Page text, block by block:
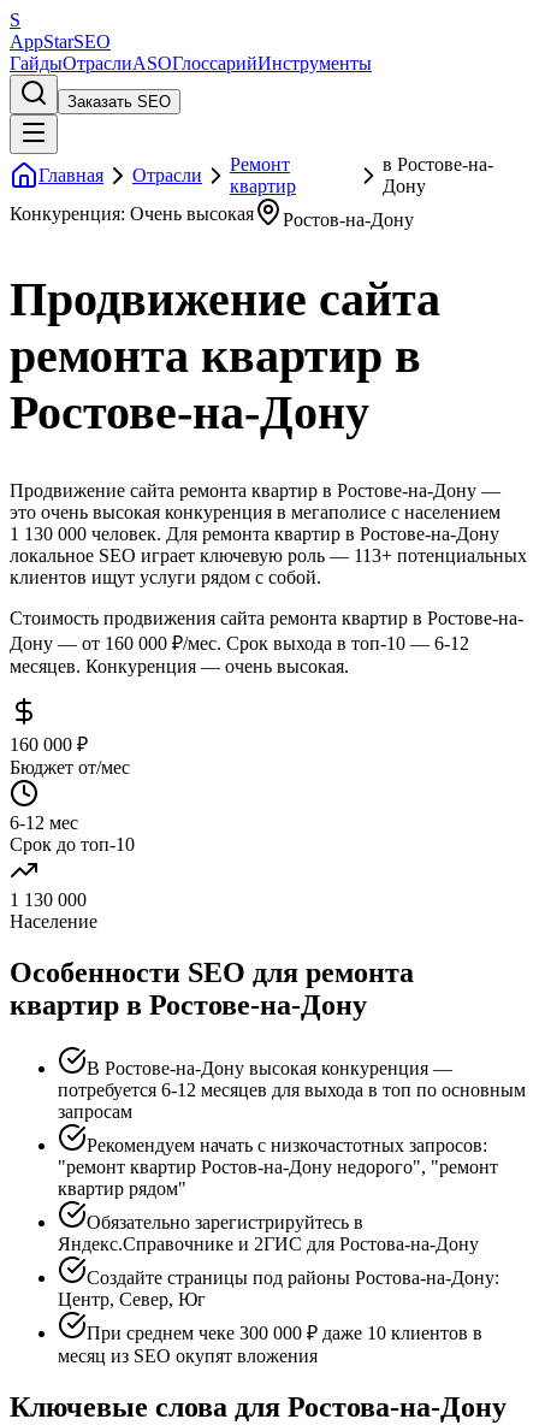
S
AppStarSEO
ГайдыОтраслиASOГлоссарийИнструменты
Заказать SEO
Главная Отрасли
Ремонт
квартир
в Ростове-на-
Дону
Конкуренция: Очень высокая
Ростов-на-Дону
Продвижение сайта
ремонта квартир в
Ростове-на-Дону
Продвижение сайта ремонта квартир в Ростове-на-Дону —
это очень высокая конкуренция в мегаполисе с населением
1 130 000 человек. Для ремонта квартир в Ростове-на-Дону
локальное SEO играет ключевую роль — 113+ потенциальных
клиентов ищут услуги рядом с собой.
Стоимость продвижения сайта ремонта квартир в Ростове-на-
Дону — от 160 000 ₽/мес. Срок выхода в топ-10 — 6-12
месяцев. Конкуренция — очень высокая.
160 000 ₽
Бюджет от/мес
6-12 мес
Срок до топ-10
1 130 000
Население
Особенности SEO для ремонта
квартир в Ростове-на-Дону
В Ростове-на-Дону высокая конкуренция —
потребуется 6-12 месяцев для выхода в топ по основным
запросам
Рекомендуем начать с низкочастотных запросов:
"ремонт квартир Ростов-на-Дону недорого", "ремонт
квартир рядом"
Обязательно зарегистрируйтесь в
Яндекс.Справочнике и 2ГИС для Ростова-на-Дону
Создайте страницы под районы Ростова-на-Дону:
Центр, Север, Юг
При среднем чеке 300 000 ₽ даже 10 клиентов в
месяц из SEO окупят вложения
Ключевые слова для Ростова-на-Дону